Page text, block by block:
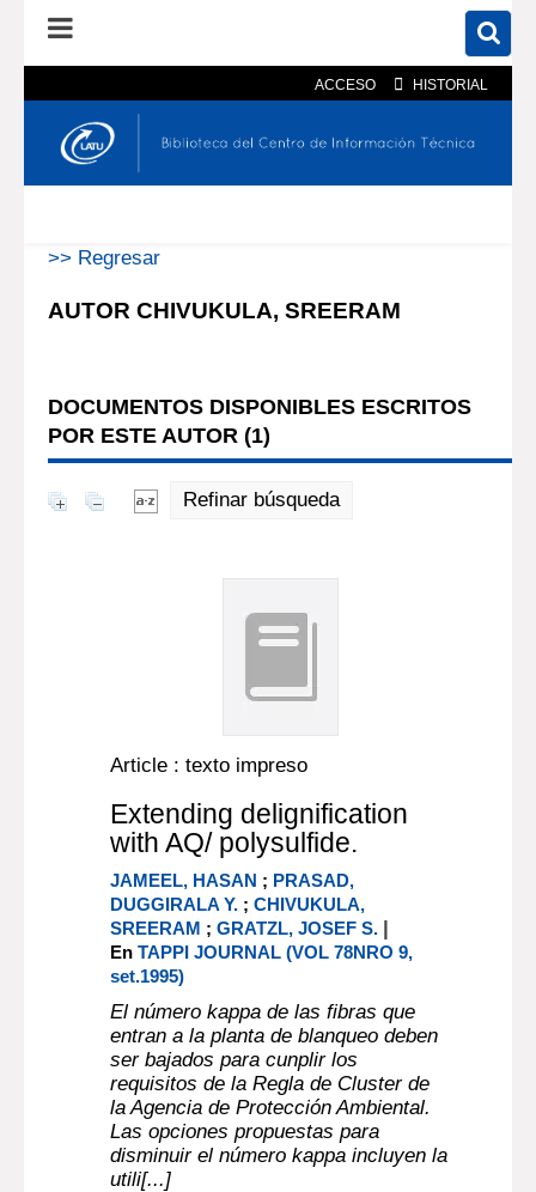
ACCESO HISTORIAL
En el catálogo En el sitio
>> Regresar
AUTOR CHIVUKULA, SREERAM
DOCUMENTOS DISPONIBLES ESCRITOS
POR ESTE AUTOR (1)
Refinar búsqueda
Article : texto impreso
Extending delignification
with AQ/ polysulfide.
JAMEEL, HASAN ; PRASAD,
DUGGIRALA Y. ;CHIVUKULA,
SREERAM ;GRATZL, JOSEF S. |
EnTAPPI JOURNAL (VOL 78NRO 9,
set.1995)
El número kappa de las fibras que
entran a la planta de blanqueo deben
ser bajados para cunplir los
requisitos de la Regla de Cluster de
la Agencia de Protección Ambiental.
Las opciones propuestas para
disminuir el número kappa incluyen la
utili[...]